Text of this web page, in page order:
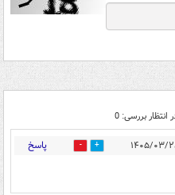
انتظار بررسی: 0
0 پاسخ